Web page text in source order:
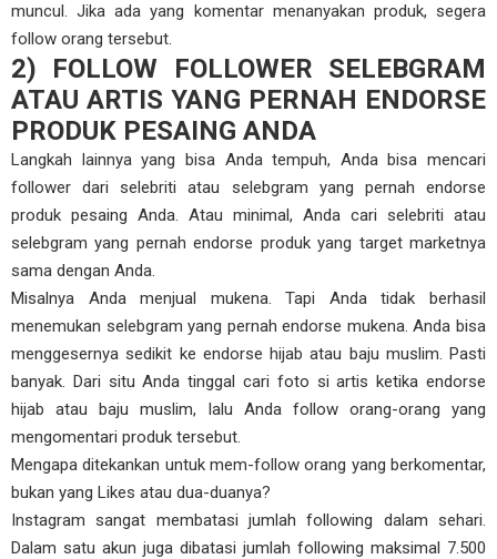
muncul. Jika ada yang komentar menanyakan produk, segera
follow orang tersebut.
2) FOLLOW FOLLOWER SELEBGRAM
ATAU ARTIS YANG PERNAH ENDORSE
PRODUK PESAING ANDA
Langkah lainnya yang bisa Anda tempuh, Anda bisa mencari
follower dari selebriti atau selebgram yang pernah endorse
produk pesaing Anda. Atau minimal, Anda cari selebriti atau
selebgram yang pernah endorse produk yang target marketnya
sama dengan Anda.
Misalnya Anda menjual mukena. Tapi Anda tidak berhasil
menemukan selebgram yang pernah endorse mukena. Anda bisa
menggesernya sedikit ke endorse hijab atau baju muslim. Pasti
banyak. Dari situ Anda tinggal cari foto si artis ketika endorse
hijab atau baju muslim, lalu Anda follow orang-orang yang
mengomentari produk tersebut.
Mengapa ditekankan untuk mem-follow orang yang berkomentar,
bukan yang Likes atau dua-duanya?
Instagram sangat membatasi jumlah following dalam sehari.
Dalam satu akun juga dibatasi jumlah following maksimal 7.500